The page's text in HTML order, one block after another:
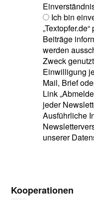
Ich bin
Beiträge
werden
Zweck
Einwilligung
Mail, Brief
Link
jeder
Ausführliche
unserer
Kooperationen